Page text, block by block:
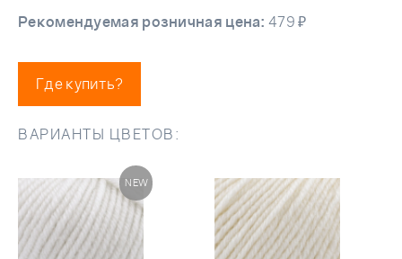
Рекомендуемая розничная цена: 479 ₽
Где купить?
ВАРИАНТЫ ЦВЕТОВ:
NEW